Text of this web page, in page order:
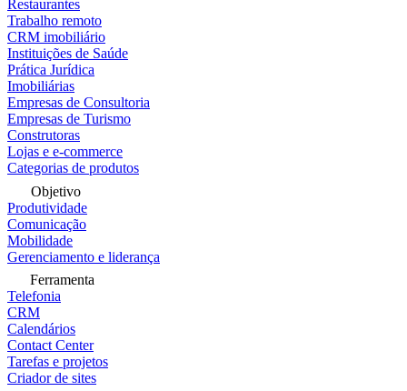
Restaurantes
Trabalho remoto
CRM imobiliário
Instituições de Saúde
Prática Jurídica
Imobiliárias
Empresas de Consultoria
Empresas de Turismo
Construtoras
Lojas e e-commerce
Categorias de produtos
Objetivo
Produtividade
Comunicação
Mobilidade
Gerenciamento e liderança
Ferramenta
Telefonia
CRM
Calendários
Contact Center
Tarefas e projetos
Criador de sites